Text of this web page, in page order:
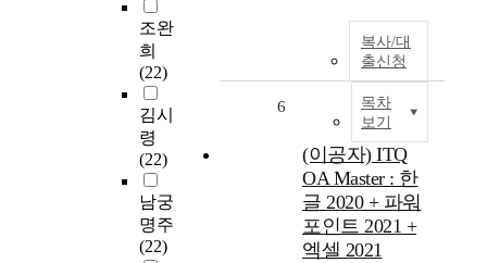
조완
희
(22)
김시
령
(22)
남궁
명주
(22)
복사/대
출신청
목차
보기
6
(이공자) ITQ
OA Master : 한
글 2020 + 파워
포인트 2021 +
엑셀 2021